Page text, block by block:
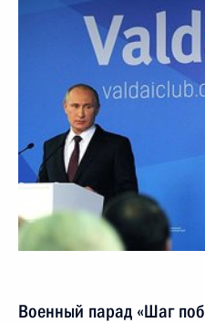
Военный парад «Шаг